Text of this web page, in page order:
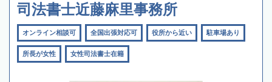
司法書士近藤麻里事務所
オンライン相談可 全国出張対応可 役所から近い 駐車場あり
所長が女性 女性司法書士在籍